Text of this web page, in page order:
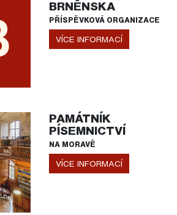
BRNĚNSKA
PŘÍSPĚVKOVÁ ORGANIZACE
VÍCE INFORMACÍ
PAMÁTNÍK
PÍSEMNICTVÍ
NA MORAVĚ
VÍCE INFORMACÍ